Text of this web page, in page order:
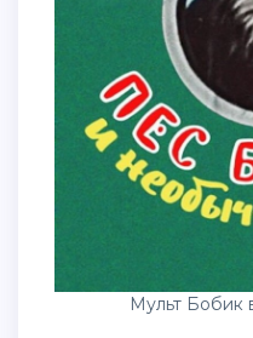
Мульт Бобик